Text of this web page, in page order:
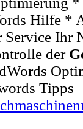
Hilfe *
Ihr
der
Tipps